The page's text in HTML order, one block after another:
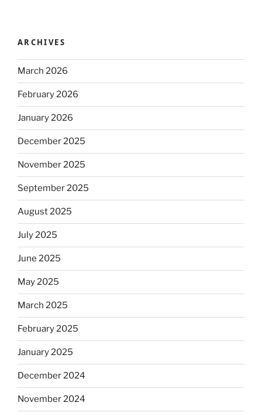
ARCHIVES
March 2026
February 2026
January 2026
December 2025
November 2025
September 2025
August 2025
July 2025
June 2025
May 2025
March 2025
February 2025
January 2025
December 2024
November 2024